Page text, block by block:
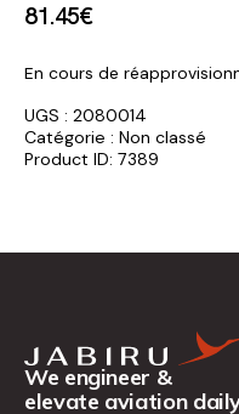
81.45€
En cours de
UGS : 2080014
Catégorie : Non classé
Product ID: 7389
We engineer &
elevate aviation